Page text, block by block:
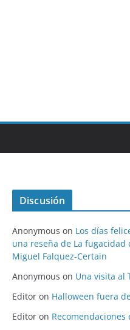
Discusión
Anonymous on Los días
una reseña de La
Miguel Falquez-Certain
Anonymous on Una visita al
Editor on Halloween fuera
Editor on